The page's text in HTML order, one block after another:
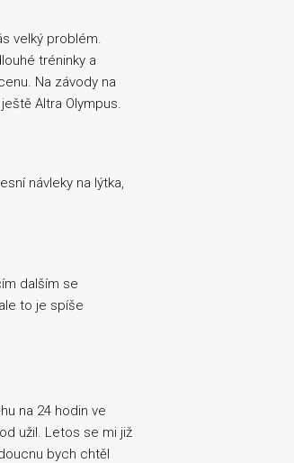
velký problém.
tréninky a
Na závody na
Altra Olympus.
návleky na lýtka,
dalším se
to je spíše
na 24 hodin ve
užil. Letos se mi již
bych chtěl